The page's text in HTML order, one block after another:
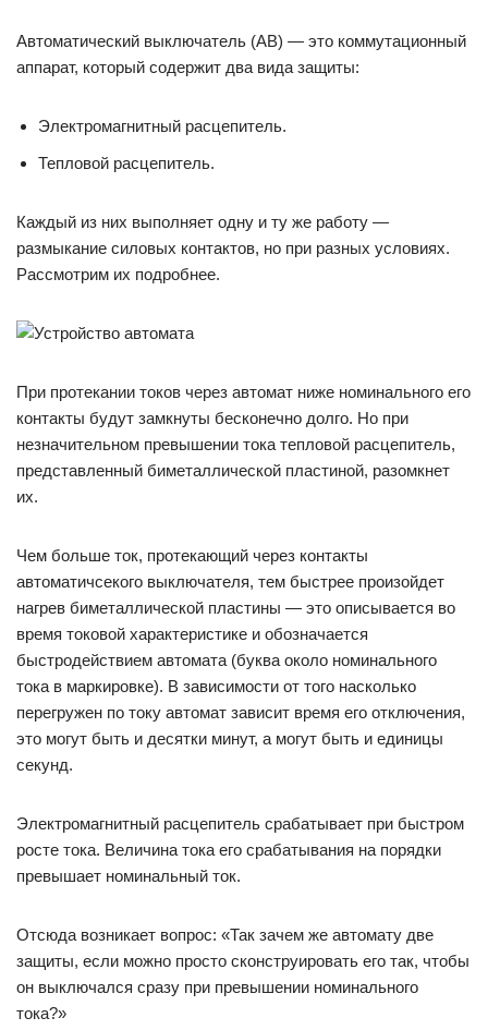
Автоматический выключатель (АВ) — это коммутационный
аппарат, который содержит два вида защиты:
Электромагнитный расцепитель.
Тепловой расцепитель.
Каждый из них выполняет одну и ту же работу —
размыкание силовых контактов, но при разных условиях.
Рассмотрим их подробнее.
При протекании токов через автомат ниже номинального его
контакты будут замкнуты бесконечно долго. Но при
незначительном превышении тока тепловой расцепитель,
представленный биметаллической пластиной, разомкнет
их.
Чем больше ток, протекающий через контакты
автоматичсекого выключателя, тем быстрее произойдет
нагрев биметаллической пластины — это описывается во
время токовой характеристике и обозначается
быстродействием автомата (буква около номинального
тока в маркировке). В зависимости от того насколько
перегружен по току автомат зависит время его отключения,
это могут быть и десятки минут, а могут быть и единицы
секунд.
Электромагнитный расцепитель срабатывает при быстром
росте тока. Величина тока его срабатывания на порядки
превышает номинальный ток.
Отсюда возникает вопрос: «Так зачем же автомату две
защиты, если можно просто сконструировать его так, чтобы
он выключался сразу при превышении номинального
тока?»